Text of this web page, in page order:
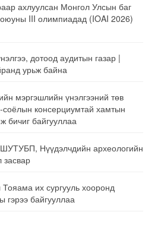
ахлуулсан Монгол Улсын баг
III олимпиадад (IOAI 2026)
дотоод аудитын газар |
урьж байна
мэргэшлийн үнэлгээний төв
консерциумтай хамтын
бичиг байгууллаа
Нүүдэлчдийн археологийн
засвар
их сургууль хооронд
гэрээ байгууллаа